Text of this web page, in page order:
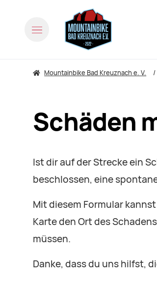
Mountainbike Bad Kreuznach e. V.
Schäden
Ist dir auf der Strecke ein
beschlossen, eine
Mit diesem Formular
Karte den Ort des
müssen.
Danke, dass du uns hilfst,